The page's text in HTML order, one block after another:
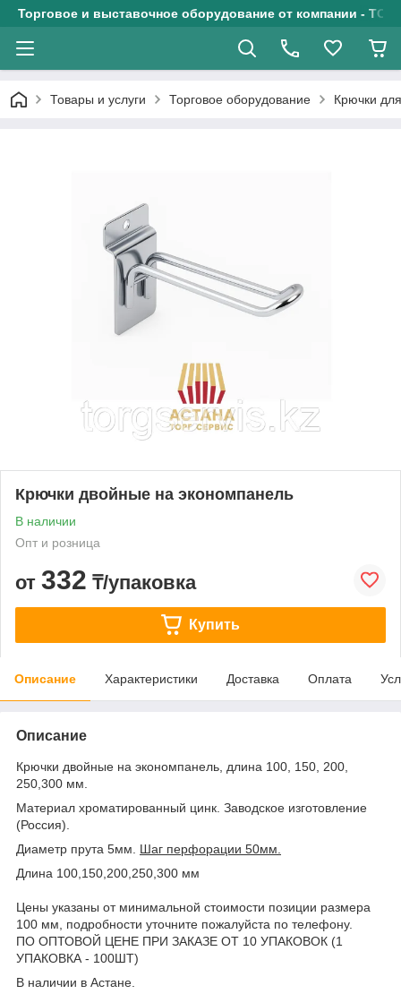
Торговое и выставочное оборудование от компании - ТОО
Товары и услуги Торговое оборудование Крючки
Крючки двойные на экономпанель
В наличии
Опт и розница
от 332 ₸/упаковка
Купить
Описание Характеристики Доставка Оплата
Описание
Крючки двойные на экономпанель, длина 100, 150, 200,
250,300 мм.
Материал хроматированный цинк. Заводское изготовление
(Россия).
Диаметр прута 5мм. Шаг перфорации 50мм.
Длина 100,150,200,250,300 мм
Цены указаны от минимальной стоимости позиции размера
100 мм, подробности уточните пожалуйста по телефону.
ПО ОПТОВОЙ ЦЕНЕ ПРИ ЗАКАЗЕ ОТ 10 УПАКОВОК (1
УПАКОВКА - 100ШТ)
В наличии в Астане.